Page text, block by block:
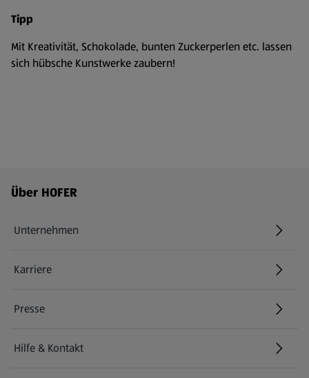
Tipp
Mit Kreativität, Schokolade, bunten Zuckerperlen etc. lassen
sich hübsche Kunstwerke zaubern!
Fußzeilenmenü - weitere Links
Über HOFER
Unternehmen
Karriere
(öffnet in einem neuen Tab)
Presse
Hilfe & Kontakt
(öffnet in einem neuen Tab)